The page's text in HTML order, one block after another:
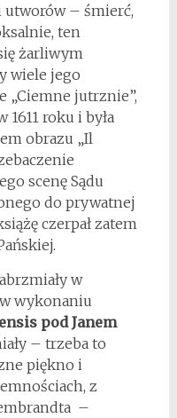
utworów – śmierć,
ten
żarliwym
wiele jego
„Ciemne jutrznie”,
1611 roku i była
obrazu „Il
scenę Sądu
do prywatnej
czerpał zatem
w
w wykonaniu
pod Janem
– trzeba to
piękno i
z
–